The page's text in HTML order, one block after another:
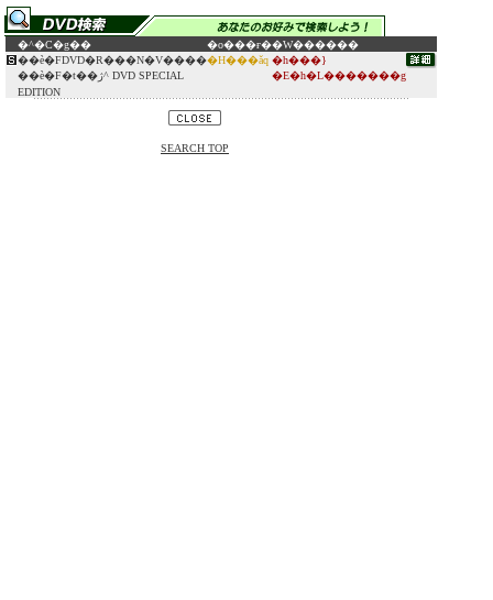
�^�C�g�� �o���ғ��W������
��ѐ�FDVD�R���N�V����
��ѐ�F�t��ژ^ DVD SPECIAL
EDITION
�H���ǎq �h���}
�E�h�L�������g
SEARCH TOP